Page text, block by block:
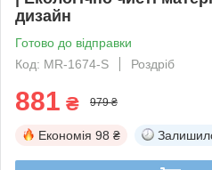
дизайн
Готово до відправки
Код: MR-1674-S
Роздріб
881 ₴ 979 ₴
Економія 98 ₴